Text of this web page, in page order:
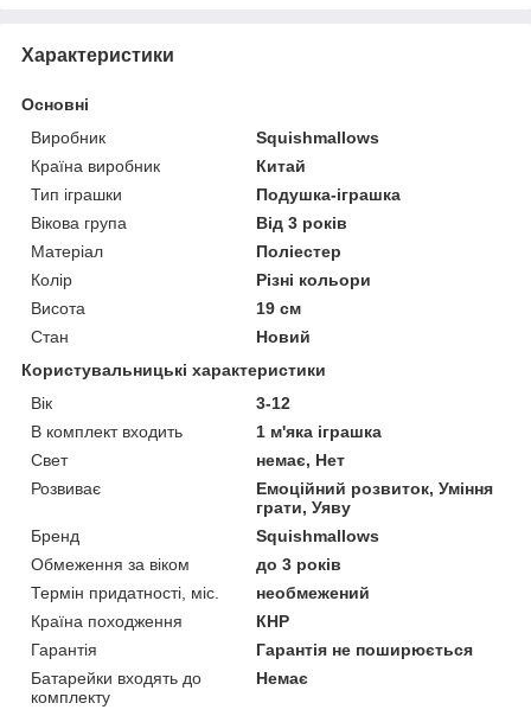
Характеристики
Основні
Виробник
Squishmallows
Країна виробник
Китай
Тип іграшки
Подушка-іграшка
Вікова група
Від 3 років
Матеріал
Поліестер
Колір
Різні кольори
Висота
19 см
Стан
Новий
Користувальницькі характеристики
Вік
3-12
В комплект входить
1 м'яка іграшка
Свет
немає, Нет
Розвиває
Емоційний розвиток, Уміння
грати, Уяву
Бренд
Squishmallows
Обмеження за віком
до 3 років
Термін придатності, міс.
необмежений
Країна походження
КНР
Гарантія
Гарантія не поширюється
Батарейки входять до
комплекту
Немає